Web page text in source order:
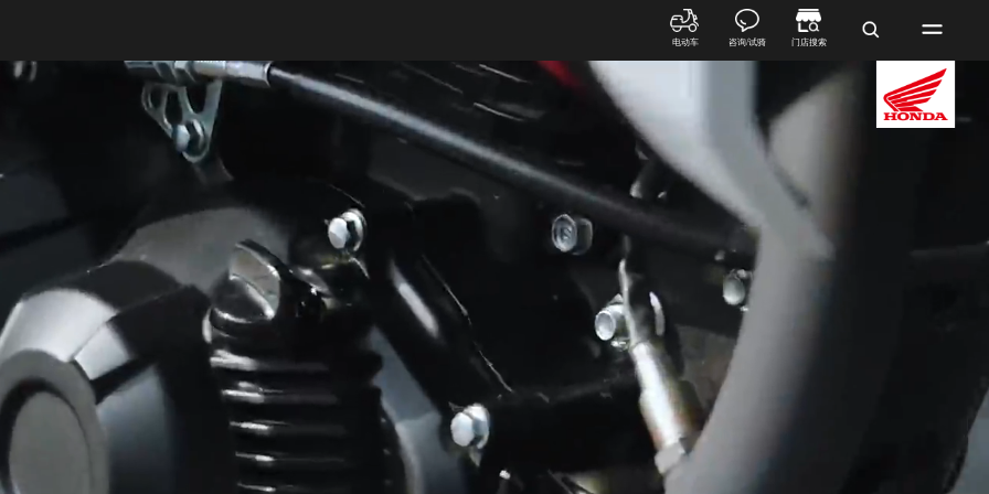
电动车 咨询/试骑 门店搜索